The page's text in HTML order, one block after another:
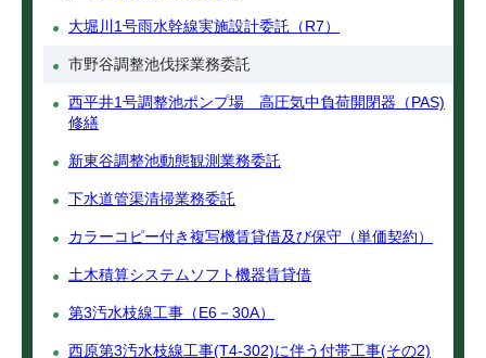
大堀川1号雨水幹線実施設計委託（R7）
市野谷調整池伐採業務委託
西平井1号調整池ポンプ場 高圧気中負荷開閉器（PAS)
修繕
新東谷調整池動態観測業務委託
下水道管渠清掃業務委託
カラーコピー付き複写機賃貸借及び保守（単価契約）
土木積算システムソフト機器賃貸借
第3汚水枝線工事（E6－30A）
西原第3汚水枝線工事(T4-302)に伴う付帯工事(その2)